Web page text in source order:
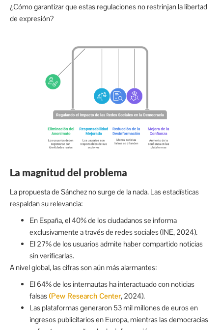
¿Cómo garantizar que estas regulaciones no restrinjan la libertad
de expresión?
La magnitud del problema
La propuesta de Sánchez no surge de la nada. Las estadísticas
respaldan su relevancia:
En España, el 40% de los ciudadanos se informa
exclusivamente a través de redes sociales (INE, 2024).
El 27% de los usuarios admite haber compartido noticias
sin verificarlas.
A nivel global, las cifras son aún más alarmantes:
El 64% de los internautas ha interactuado con noticias
falsas (Pew Research Center, 2024).
Las plataformas generaron 53 mil millones de euros en
ingresos publicitarios en Europa, mientras las democracias